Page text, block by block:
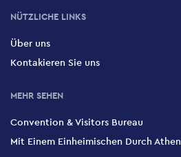
NÜTZLICHE LINKS
Über uns
Kontakieren Sie uns
MEHR SEHEN
Convention & Visitors Bureau
Mit Einem Einheimischen Durch Athen